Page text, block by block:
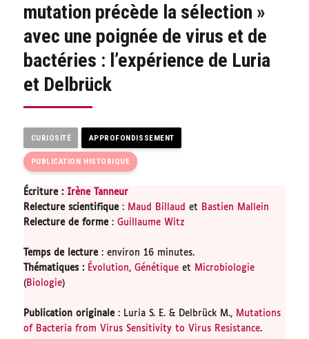
mutation précède la sélection »
avec une poignée de virus et de
bactéries : l’expérience de Luria
et Delbrück
CURIOSITÉ APPROFONDISSEMENT
PUBLICATION HISTORIQUE
Écriture : Irène Tanneur
Relecture scientifique: Maud Billaud et
Bastien Mallein
Relecture de forme:Guillaume Witz
Temps de lecture: environ 16 minutes.
Thématiques: Évolution,Génétique et Microbiologie
(Biologie)
Publication originale: Luria S. E. & Delbrück M., Mutations
of Bacteria from Virus Sensitivity to Virus Resistance.